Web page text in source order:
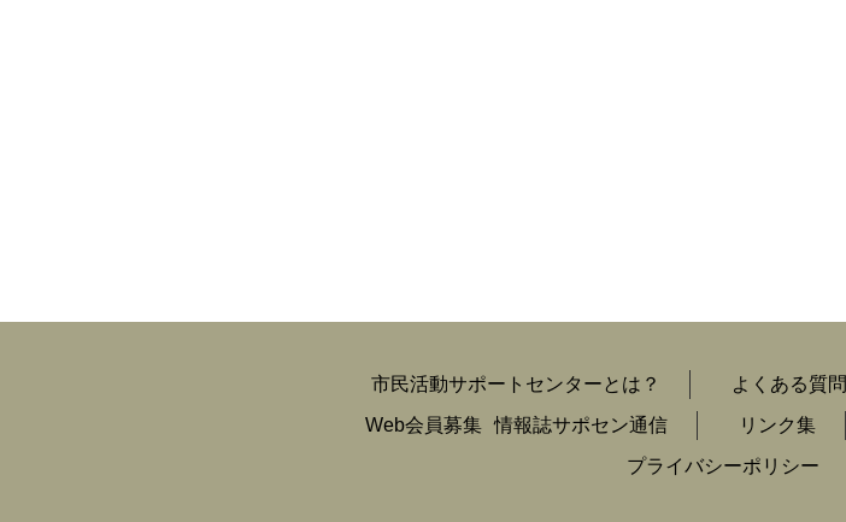
市民活動サポートセンターとは？ よくある質問
Web会員募集 情報誌サポセン通信 リンク集
プライバシーポリシー